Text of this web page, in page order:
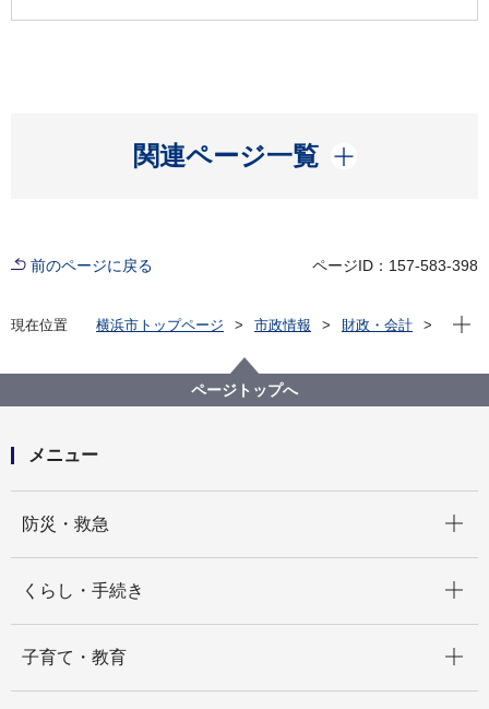
関連ページ一覧
開く
前のページに戻る ページID：157-583-398
現在位置 横浜市トップページ 市政情報
財政・会計
市有地ポータルサイト
その他情報
財産評価審議会
会議案内
現在
ページトップへ
メニュー
防災・救急
くらし・手続き
子育て・教育